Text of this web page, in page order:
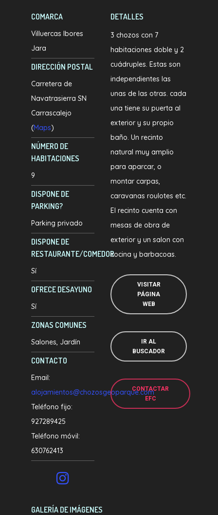
COMARCA
Villuercas Ibores
Jara
DIRECCIÓN POSTAL
Carretera de
Navatrasierra SN
Carrascalejo
(Maps)
NÚMERO DE
HABITACIONES
9
DISPONE DE
PARKING?
Parking privado
DISPONE DE
RESTAURANTE/COMEDOR
Sí
OFRECE DESAYUNO
Sí
ZONAS COMUNES
Salones Jardín
CONTACTO
Email:
alojamientos@chozosgeoparque.com
Teléfono fijo:
927289425
Teléfono móvil:
630762413
DETALLES
3 chozos con 7
habitaciones doble y 2
cuádruples. Estas son
independientes las
unas de las otras. cada
una tiene su puerta al
exterior y su propio
baño. Un recinto
natural muy amplio
para aparcar, o
montar carpas,
caravanas roulotes etc.
El recinto cuenta con
mesas de obra de
exterior y un salon con
cocina y barbacoas.
VISITAR
PÁGINA
WEB
IR AL
BUSCADOR
CONTACTAR
EFC
GALERÍA DE IMÁGENES